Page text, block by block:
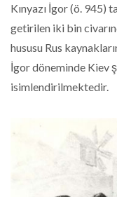
Kınyazı İgor (ö. 945)
getirilen iki bin
hususu Rus
İgor döneminde Kiev
isimlendirilmektedir.